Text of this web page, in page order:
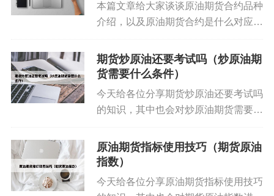
最新原油期货操作建议的介绍就聊到这里吧，感谢
你花时间阅读本站内容，更多关于最新原油期货操
作建议、最新原油期货操作建议的信息别忘了在本
标签: 最新原油期货操作建议
本篇文章给大家谈谈原油期货合约品种
介绍，以及原油期货合约是什么对应的
了收藏本站喔。 本文目录一览： 1、
sc是期货什么品种 2、ine原油是什么
期货炒原油还要考试吗（炒原油期
货需要什么条件）
今天给各位分享期货炒原油还要考试吗
的知识，其中也会对炒原油期货需要什
在面临的问题，别忘了关注本站，现在
开始吧！本文目录一览： 1、国内怎么
原油期货指标使用技巧（期货原油
指数）
今天给各位分享原油期货指标使用技巧